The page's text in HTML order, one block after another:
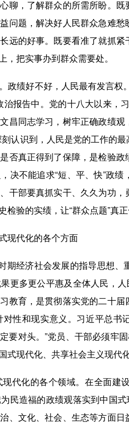
聊，了解群众的所需所盼。
问题，解决好人民群众急难
远的好事。既要看准了就抓紧
，把实事办到群众需要处。
绩好不好，人民最有发言权
报告中。党的十八大以来，
昌同志学习，树牢正确政绩
认识到，人民是党的工作的
否真正得到了保障，是检验
决不能追求“短、平、快”政
干部要真抓实干、久久为功
验的实绩，让“群众点题”真正
现代化的各个方面
经济社会发展的指导思想、
更多更公平惠及全体人民，
教育，是贯彻落实党的二十
性和现实意义。习近平总书
要对头。”党员、干部必须牢
式现代化、共享社会主义现代
化的各个领域。在全面建
民造福的政绩观落实到中国
、文化、社会、生态等方面